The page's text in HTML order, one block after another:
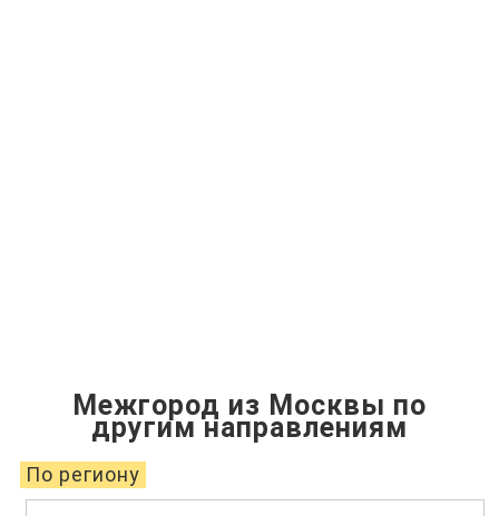
Межгород из Москвы по
другим направлениям
По региону